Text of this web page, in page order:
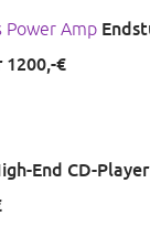
Power Amp
€
End CD-